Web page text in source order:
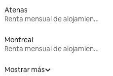
Atenas
Renta mensual de alojamientos
Montreal
Renta mensual de alojamientos
Mostrar más